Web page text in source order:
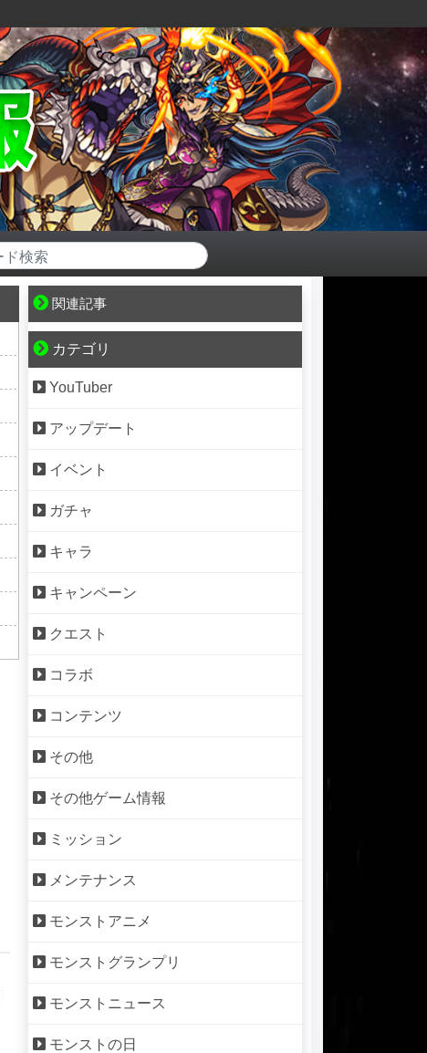
関連記事
カテゴリ
YouTuber
アップデート
イベント
ガチャ
キャラ
キャンペーン
クエスト
コラボ
コンテンツ
その他
その他ゲーム情報
ミッション
メンテナンス
モンストアニメ
モンストグランプリ
モンストニュース
モンストの日